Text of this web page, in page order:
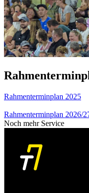
Rahmenterminplan 2025
Rahmenterminplan 2026/
Noch mehr Service